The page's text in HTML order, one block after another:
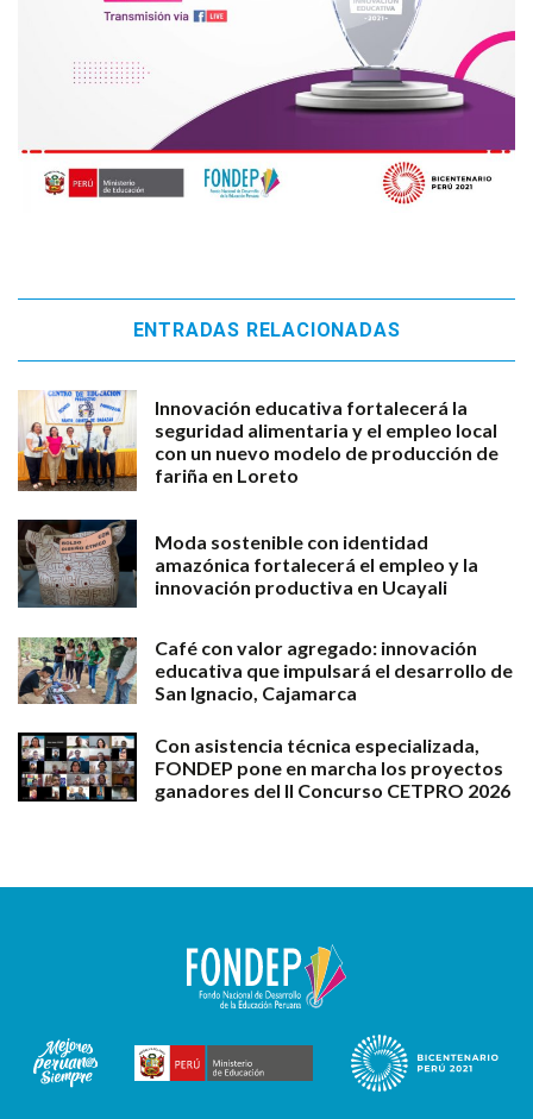
ENTRADAS RELACIONADAS
Innovación educativa fortalecerá la
seguridad alimentaria y el empleo local
con un nuevo modelo de producción de
fariña en Loreto
Moda sostenible con identidad
amazónica fortalecerá el empleo y la
innovación productiva en Ucayali
Café con valor agregado: innovación
educativa que impulsará el desarrollo de
San Ignacio, Cajamarca
Con asistencia técnica especializada,
FONDEP pone en marcha los proyectos
ganadores del II Concurso CETPRO 2026